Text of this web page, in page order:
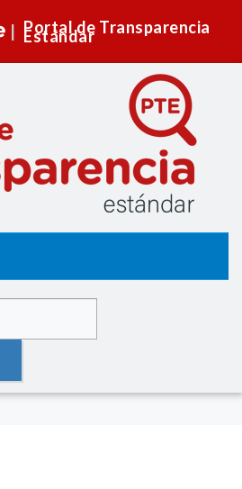
Portal de Transparencia
Estándar